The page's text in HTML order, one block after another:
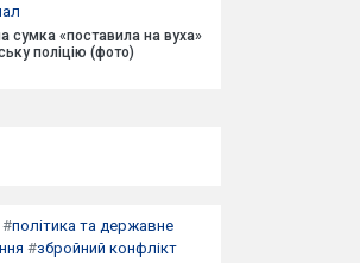
сумка «поставила на вуха»
поліцію (фото)
#політика та державне
#збройний конфлікт